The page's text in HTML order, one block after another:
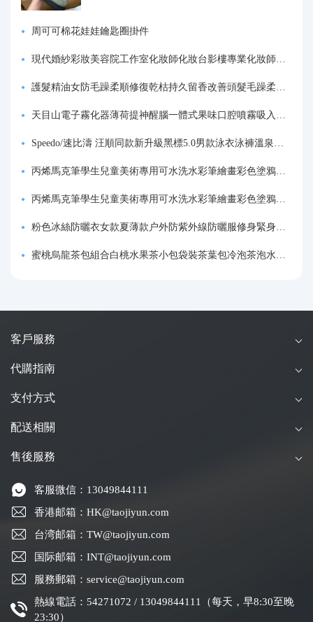
周可可棉花娃娃鑰匙圈掛件
現代婚紗彩妝美容院工作室化妝師化妝台影樓專業化妝師專用梳妝台
護髮精油女防毛躁柔順修復乾枯持久留香改善頭髮毛躁柔順劑神器
天目山電子霧化器薄荷提神醒腦一體式果味口腔噴霧吸入式戒煙神器
Speedo/速比濤 汪順同款新升級黑標5.0男款泳衣泳褲溫泉游泳套裝
丙烯馬克筆學生兒童美術專用可水洗水彩筆繪畫彩色塗鴉畫筆不透色可疊色防水手繪diy丙烯顏料筆水性填色筆
丙烯馬克筆學生兒童美術專用可水洗水彩筆繪畫彩色塗鴉畫筆不透色可疊色防水手繪diy丙烯顏料筆水性填色筆
粉色冰絲防曬衣女款夏薄款户外防紫外線防曬服修身緊身短外套上衣
蜜桃烏龍茶包組合白桃水果茶小包袋裝茶葉包冷泡茶泡水喝的東西
客戶服務
代購指南
支付方式
配送相關
售後服務
客服微信：13049844111
香港邮箱：HK@taojiyun.com
台湾邮箱：TW@taojiyun.com
国际邮箱：INT@taojiyun.com
服務郵箱：service@taojiyun.com
熱線電話：54271072 / 13049844111（每天，早8:30至晚
23:30）